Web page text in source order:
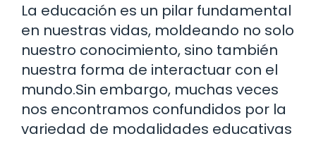
La educación es un pilar fundamental
en nuestras vidas, moldeando no solo
nuestro conocimiento, sino también
nuestra forma de interactuar con el
mundo.Sin embargo, muchas veces
nos encontramos confundidos por la
variedad de modalidades educativas